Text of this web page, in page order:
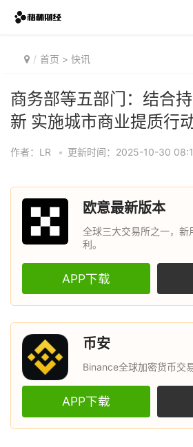
首页 > 快讯
商务部等五部门：结合
新 实施城市商业提质行
作者：LR • 更新时间：2025-10-30
欧意最新版本
全球三大交易所之一，新
利。
APP下载
币安
Binance全球加密货币交
APP下载